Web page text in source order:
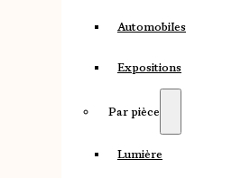
Automobiles
Expositions
Par pièce
Lumière